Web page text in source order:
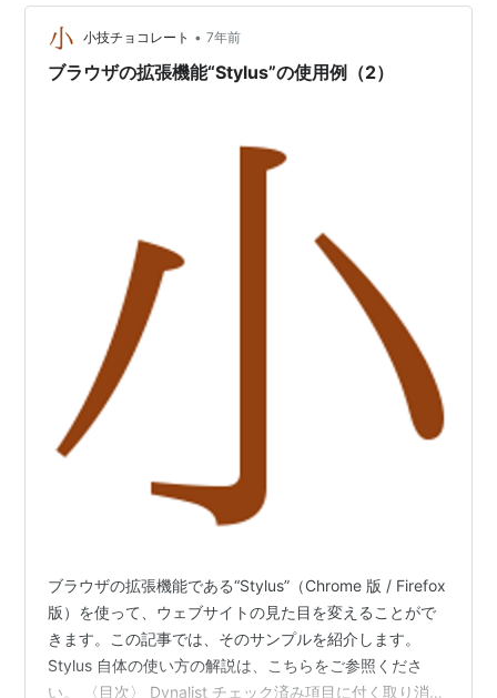
環境＋本番環境の構築をやってみよう」を、 16日目は
H.Hさんが「Chromeの拡張機能で…
小技チョコレート • 7年前
ブラウザの拡張機能“Stylus”の使用例（2）
ブラウザの拡張機能である“Stylus”（Chrome 版 / Firefox
版）を使って、ウェブサイトの見た目を変えることがで
きます。この記事では、そのサンプルを紹介します。
Stylus 自体の使い方の解説は、こちらをご参照くださ
い。 〈目次〉 Dynalist チェック済み項目に付く取り消し